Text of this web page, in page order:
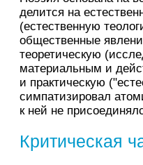
делится на
(естественную
общественные
теоретическую
материальным и
и практическую
симпатизировал
к ней не
Критическая